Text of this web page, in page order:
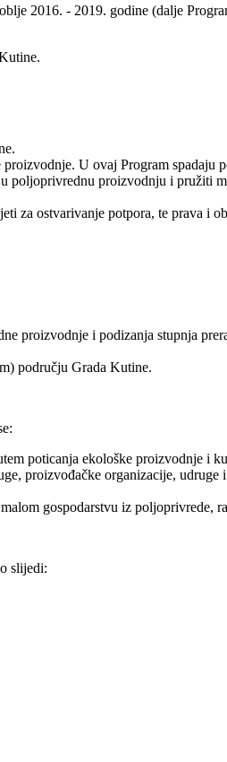
2016. - 2019. godine (dalje
U ovaj Program
proizvodnju i pružiti
za ostvarivanje potpora, te prava i
proizvodnje i podizanja stupnja
području Grada Kutine.
poticanja ekološke proizvodnje i
proizvođačke organizacije,
gospodarstvu iz poljoprivrede,
slijedi: